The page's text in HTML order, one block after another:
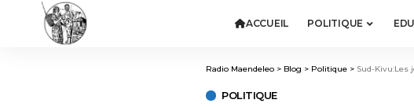
ACCUEIL POLITIQUE
Radio Maendeleo > Blog > Politique > Sud-
POLITIQUE